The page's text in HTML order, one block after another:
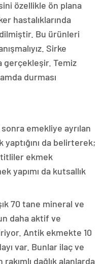
özellikle ön plana
hastalıklarında
Bu ürünleri
Sirke
gerçekleşir. Temiz
durması
emekliye ayrılan
yaptığını da belirterek;
ekmek
yapımı da kutsallık
70 tane mineral ve
daha aktif ve
Antik ekmekte 10
var. Bunlar ilaç ve
dağlık alanlarda